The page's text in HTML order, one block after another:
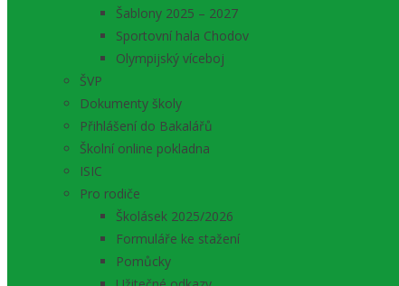
Šablony 2025 – 2027
Sportovní hala Chodov
Olympijský víceboj
ŠVP
Dokumenty školy
Přihlášení do Bakalářů
Školní online pokladna
ISIC
Pro rodiče
Školásek 2025/2026
Formuláře ke stažení
Pomůcky